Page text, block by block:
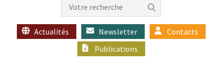
Actualités Newsletter
Contacts
Publications